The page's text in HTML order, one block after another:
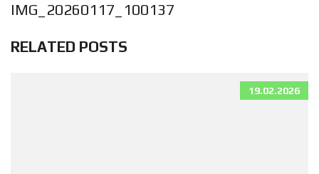
IMG_20260117_100137
RELATED POSTS
19.02.2026